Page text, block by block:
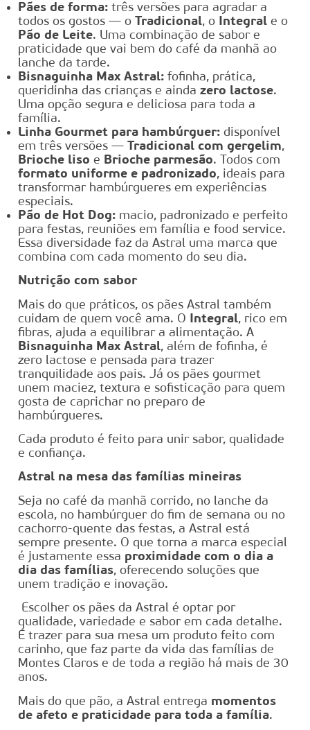
Pães de forma: três versões para agradar a
todos os gostos — o Tradicional, o Integral e o
Pão de Leite. Uma combinação de sabor e
praticidade que vai bem do café da manhã ao
lanche da tarde.
Bisnaguinha Max Astral: fofinha, prática,
queridinha das crianças e ainda zero lactose.
Uma opção segura e deliciosa para toda a
família.
Linha Gourmet para hambúrguer: disponível
em três versões — Tradicional com gergelim,
Brioche liso e Brioche parmesão. Todos com
formato uniforme e padronizado, ideais para
transformar hambúrgueres em experiências
especiais.
Pão de Hot Dog: macio, padronizado e perfeito
para festas, reuniões em família e food service.
Essa diversidade faz da Astral uma marca que
combina com cada momento do seu dia.
Nutrição com sabor
Mais do que práticos, os pães Astral também
cuidam de quem você ama. O
Integral, rico em
fibras, ajuda a equilibrar a alimentação. A
Bisnaguinha Max Astral, além de fofinha, é
zero lactose e pensada para trazer
tranquilidade aos pais. Já os pães gourmet
unem maciez, textura e sofisticação para quem
gosta de caprichar no preparo de
hambúrgueres.
Cada produto é feito para unir sabor, qualidade
e confiança.
Astral na mesa das famílias mineiras
Seja no café da manhã corrido, no lanche da
escola, no hambúrguer do fim de semana ou no
cachorro-quente das festas, a Astral está
sempre presente. O que torna a marca especial
é justamente essa proximidade com o dia a
dia das famílias, oferecendo soluções que
unem tradição e inovação.
Escolher os pães da Astral é optar por
qualidade, variedade e sabor em cada detalhe.
É trazer para sua mesa um produto feito com
carinho, que faz parte da vida das famílias de
Montes Claros e de toda a região há mais de 30
anos.
Mais do que pão, a Astral entrega momentos
de afeto e praticidade para toda a família.